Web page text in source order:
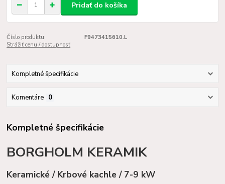
Pridať do košíka
Číslo produktu:
F9473415610.L
Strážiť cenu / dostupnosť
Kompletné špecifikácie
Komentáre 0
Kompletné špecifikácie
BORGHOLM KERAMIK
Keramické / Krbové kachle / 7-9 kW